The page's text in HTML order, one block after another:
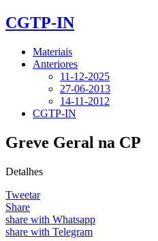
CGTP-IN
Materiais
Anteriores
11-12-2025
27-06-2013
14-11-2012
CGTP-IN
Greve Geral na CP
Detalhes
Tweetar
Share
share with Whatsapp
share with Telegram